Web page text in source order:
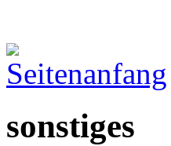
sonstiges